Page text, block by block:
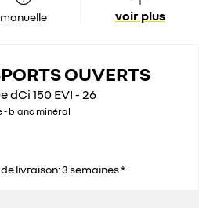
manuelle voir plus
OUVERTS
dCi 150 EVI - 26
- blanc minéral
livraison: 3 semaines *